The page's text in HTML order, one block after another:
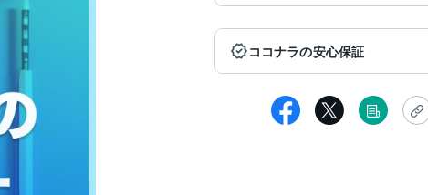
ココナラの安心保証